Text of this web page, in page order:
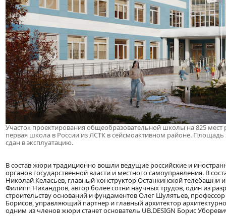
Участок проектирования общеобразовательной школы на 825
первая школа в России из ЛСТК в сейсмоактивном районе.
сдан в эксплуатацию.
В состав жюри традиционно вошли ведущие российские и
органов государственной власти и местного самоуправления. В
Николай Келасьев, главный конструктор Останкинской
Филипп Никандров, автор более сотни научных трудов, один из
строительству оснований и фундаментов Олег Шулятьев,
Борисов, управляющий партнер и главный архитектор
одним из членов жюри станет основатель UB.DESIGN Борис